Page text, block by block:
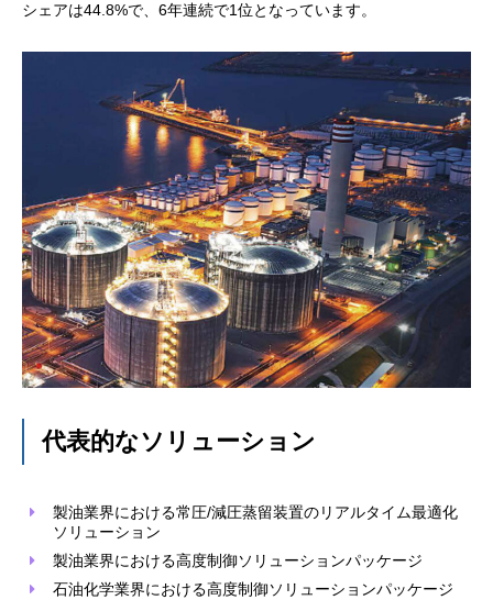
シェアは44.8%で、6年連続で1位となっています。
代表的なソリューション
製油業界における常圧/減圧蒸留装置のリアルタイム最適化
ソリューション
製油業界における高度制御ソリューションパッケージ
石油化学業界における高度制御ソリューションパッケージ